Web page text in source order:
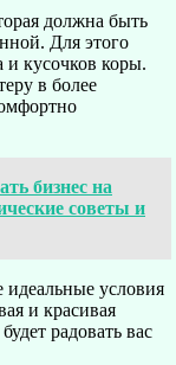
должна быть
Для этого
и кусочков коры.
в более
бизнес на
советы и
идеальные условия
и красивая
радовать вас